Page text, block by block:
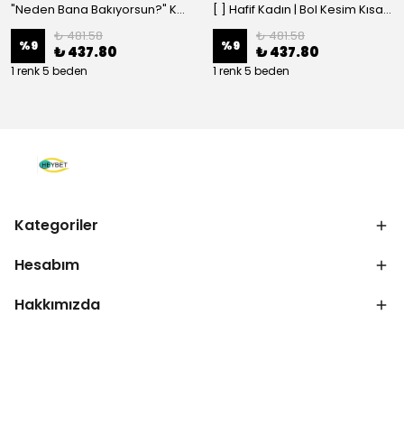
"Neden Bana Bakıyorsun?" Komik Kedi Grafik Tişört - Dijital Baskılı Siyah Bol - Siyah
%9
₺ 481.58
₺ 437.80
1 renk 5 beden
[ ] Hafif Kadın | Bol Kesim Kısa Kollu Yuvarlak Yaka Eğlenceli Karikatür Ayı ve - Siyah
%9
₺ 481.58
₺ 437.80
1 renk 5 beden
Kategoriler
Hesabım
Hakkımızda